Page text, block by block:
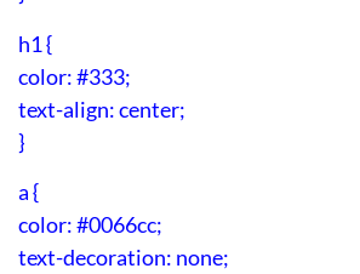
h1 {
color: #333;
text-align: center;
}
a {
color: #0066cc;
text-decoration: none;